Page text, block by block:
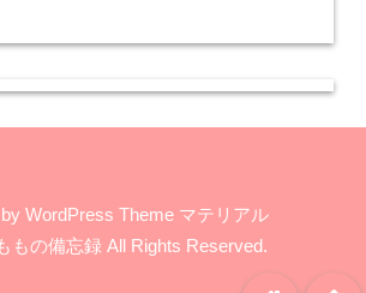
WordPress Theme マテリアル
もの備忘録 All Rights Reserved.